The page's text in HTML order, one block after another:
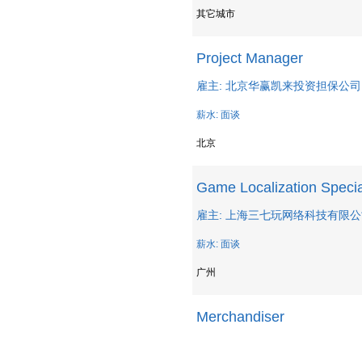
其它城市
Project Manager
雇主: 北京华赢凯来投资担保公司
薪水: 面谈
北京
Game Localization
雇主: 上海三七玩网络科技有限
薪水: 面谈
广州
Merchandiser